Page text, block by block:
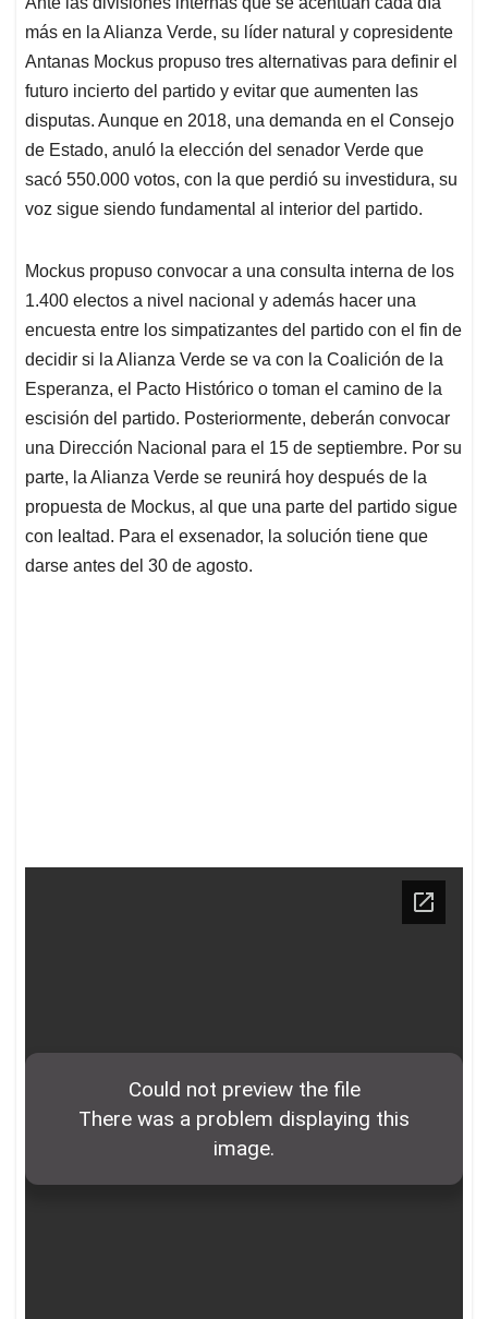
s
A
p
p
b
o
o
k
e
d
I
n
l
a
d
s
más en la Alianza Verde, su líder natural y copresidente
Antanas Mockus propuso tres alternativas para definir el
futuro incierto del partido y evitar que aumenten las
disputas. Aunque en 2018, una demanda en el Consejo
de Estado, anuló la elección del senador Verde que
sacó 550.000 votos, con la que perdió su investidura, su
voz sigue siendo fundamental al interior del partido.
Mockus propuso convocar a una consulta interna de los
1.400 electos a nivel nacional y además hacer una
encuesta entre los simpatizantes del partido con el fin de
decidir si la Alianza Verde se va con la Coalición de la
Esperanza, el Pacto Histórico o toman el camino de la
escisión del partido. Posteriormente, deberán convocar
una Dirección Nacional para el 15 de septiembre. Por su
parte, la Alianza Verde se reunirá hoy después de la
propuesta de Mockus, al que una parte del partido sigue
con lealtad. Para el exsenador, la solución tiene que
darse antes del 30 de agosto.